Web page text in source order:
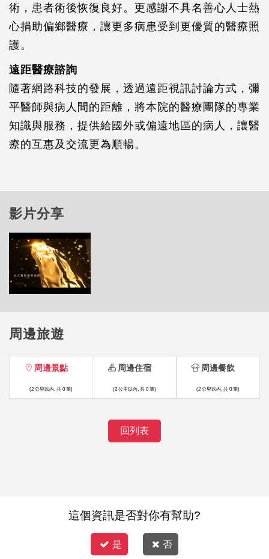
術，患者術後恢復良好。更感謝不具名善心人士熱
心捐助偏鄉醫療，讓更多病患受到更優質的醫療照
護。
遠距醫療諮詢
隨著網路科技的發展，透過遠距視訊討論方式，彌
平醫師與病人間的距離，將本院的醫療團隊的專業
知識與服務，提供給國外或偏遠地區的病人，讓醫
療的互惠及交流更為順暢。
影片分享
周邊旅遊
周邊景點
(2 公里以內, 共 0 筆)
周邊住宿
(2 公里以內, 共 0 筆)
周邊餐飲
(2 公里以內, 共 0 筆)
回列表
這個資訊是否對你有幫助?
是 否